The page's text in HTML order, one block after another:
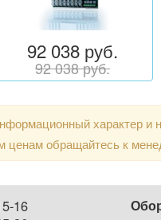
92 038 руб.
92 038 руб.
характер
ценам обращайтесь к
16